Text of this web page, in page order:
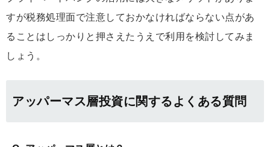
すが税務処理面で注意しておかなければならない点があ
ることはしっかりと押さえたうえで利用を検討してみま
しょう。
アッパーマス層投資に関するよくある質問